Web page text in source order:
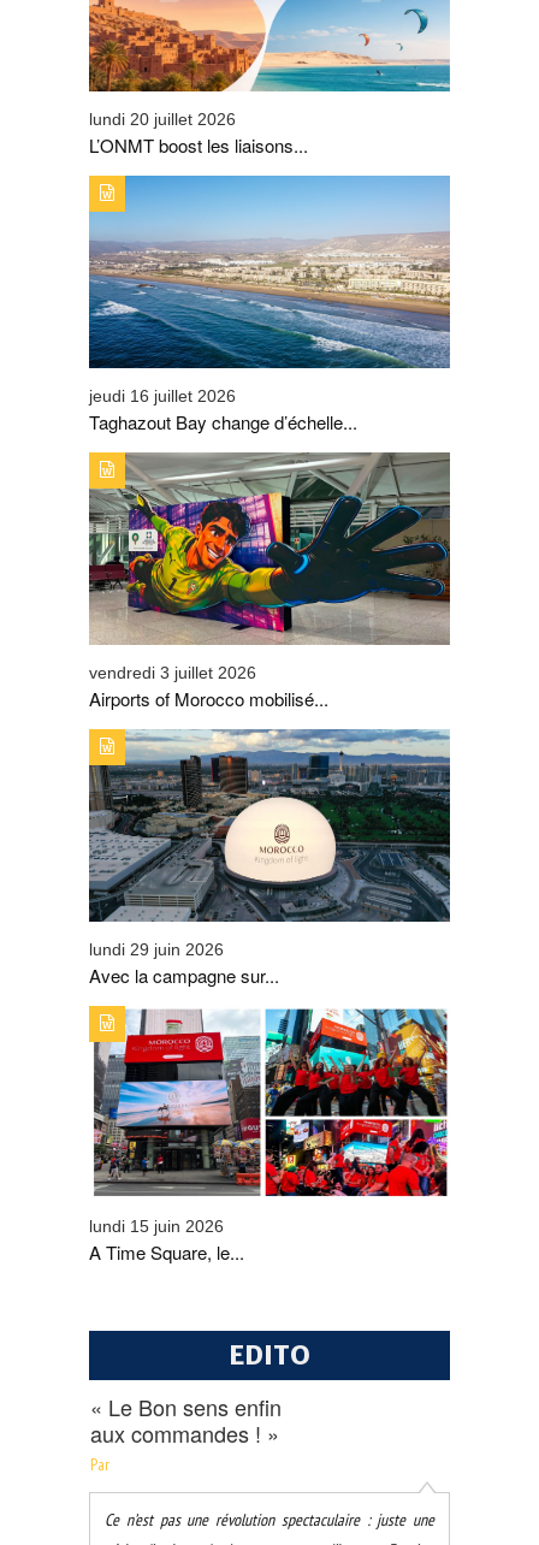
lundi 20 juillet 2026
L’ONMT boost les liaisons...
TYPE DE PUBLICATION : A_LA_UNETITRE : TAGHAZOUT
BAY CHANGE D’ÉCHELLE ET SIGNE SON PLUS BEL
ÉTÉ
jeudi 16 juillet 2026
Taghazout Bay change d’échelle...
TYPE DE PUBLICATION : A_LA_UNETITRE : AIRPORTS
OF MOROCCO MOBILISÉ POUR ACCOMPAGNER LES
GRANDS DÉPARTS DES SUPPORTERS DES LIONS DE
L’ATLAS
vendredi 3 juillet 2026
Airports of Morocco mobilisé...
TYPE DE PUBLICATION : A_LA_UNETITRE : AVEC LA
CAMPAGNE SUR LA SPHERE DE LAS VEGAS, L’ONMT
SIGNE UNE PREMIÈRE MONDIALE ET DÉCLENCHE UN
ENGOUEMENT AUTOUR DE LA MARQUE « VISIT
MOROCCO »
lundi 29 juin 2026
Avec la campagne sur...
TYPE DE PUBLICATION : A_LA_UNETITRE : A TIME
SQUARE, LE MAROC S'AFFICHE EN GRAND GRÂCE À
L'ONMT
lundi 15 juin 2026
A Time Square, le...
EDITO
« Le Bon sens enfin
aux commandes ! »
Par
Ce n’est pas une révolution spectaculaire : juste une